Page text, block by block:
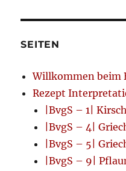
SEITEN
Willkommen beim
Rezept
|BvgS – 1|
|BvgS – 4|
|BvgS – 5|
|BvgS – 9|